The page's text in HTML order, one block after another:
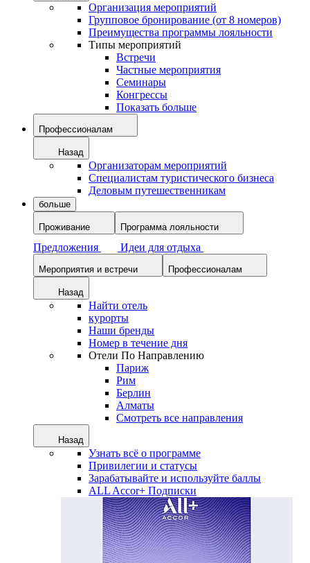
Организация мероприятий
Групповое бронирование (от 8 номеров)
Преимущества программы лояльности
Типы мероприятий
Встречи
Частные мероприятия
Семинары
Конгрессы
Показать больше
Профессионалам
Назад
Организаторам мероприятий
Специалистам туристического бизнеса
Деловым путешественникам
больше
Проживание Программа лояльности
Предложения Идеи для отдыха
Мероприятия и встречи Профессионалам
Назад
Найти отель
курорты
Наши бренды
Номер в течение дня
Отели По Направлению
Париж
Рим
Берлин
Алматы
Смотреть все направления
Назад
Узнать всё о программе
Привилегии и статусы
Зарабатывайте и используйте баллы
ALL Accor+ Подписки